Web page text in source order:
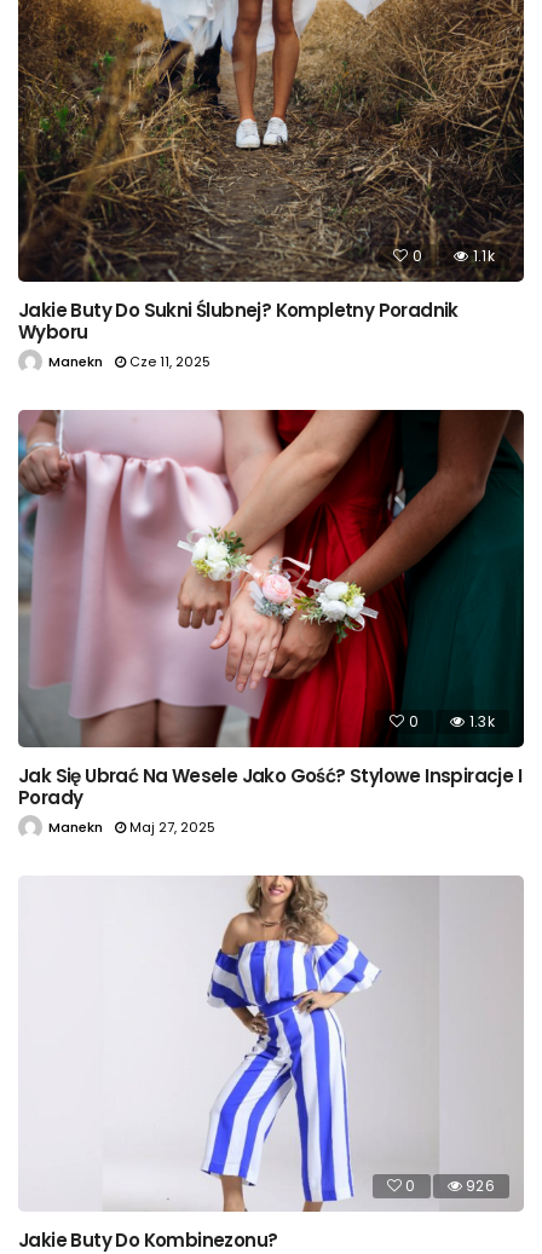
0 1.1k
Jakie Buty Do Sukni Ślubnej? Kompletny Poradnik
Wyboru
Manekn Cze 11, 2025
0 1.3k
Jak Się Ubrać Na Wesele Jako Gość? Stylowe Inspiracje I
Porady
Manekn Maj 27, 2025
0 926
Jakie Buty Do Kombinezonu?